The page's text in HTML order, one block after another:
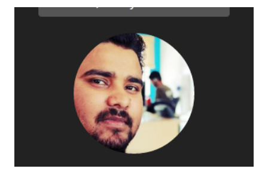
व्यक्तिहरुका लागि व्यक्तित्व विकासको वर्कसप आयोजना गर्छिन् ।
। यही भेट पछि प्रेमा रुपान्तर हुन्छ, बिचमा केही उतारचढावहरु आउँछन्,
साना-साना कुरामा उनीहरु छुट्टिन्छन् अनि फेरि भेटिन्छन् ! वर्षा सबै
परिवार सहित अमेरिका फर्कने क्रमा हुन्छिन् तर उनको जिवनमा
अकास्मात नसोचिएको घटना घट्न पुग्छ ।अमन सुरुमा देख्दा अलि
'साइको' पाराको लाग्छ तर वर्षासँगको सामिप्यतासँगै उसमा केही
परिवर्तनहरु देखिनथाल्छन् ।अमनलाई सँधै एउटा सपनाले बारम्बार